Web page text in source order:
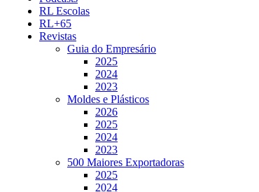
RL Escolas
RL+65
Revistas
Guia do Empresário
2025
2024
2023
Moldes e Plásticos
2026
2025
2024
2023
500 Maiores Exportadoras
2025
2024